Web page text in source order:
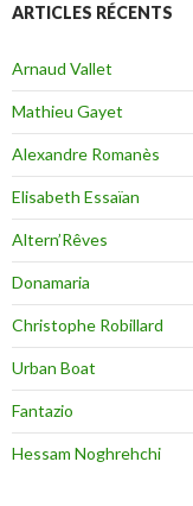
ARTICLES RÉCENTS
Arnaud Vallet
Mathieu Gayet
Alexandre Romanès
Elisabeth Essaïan
Altern’Rêves
Donamaria
Christophe Robillard
Urban Boat
Fantazio
Hessam Noghrehchi